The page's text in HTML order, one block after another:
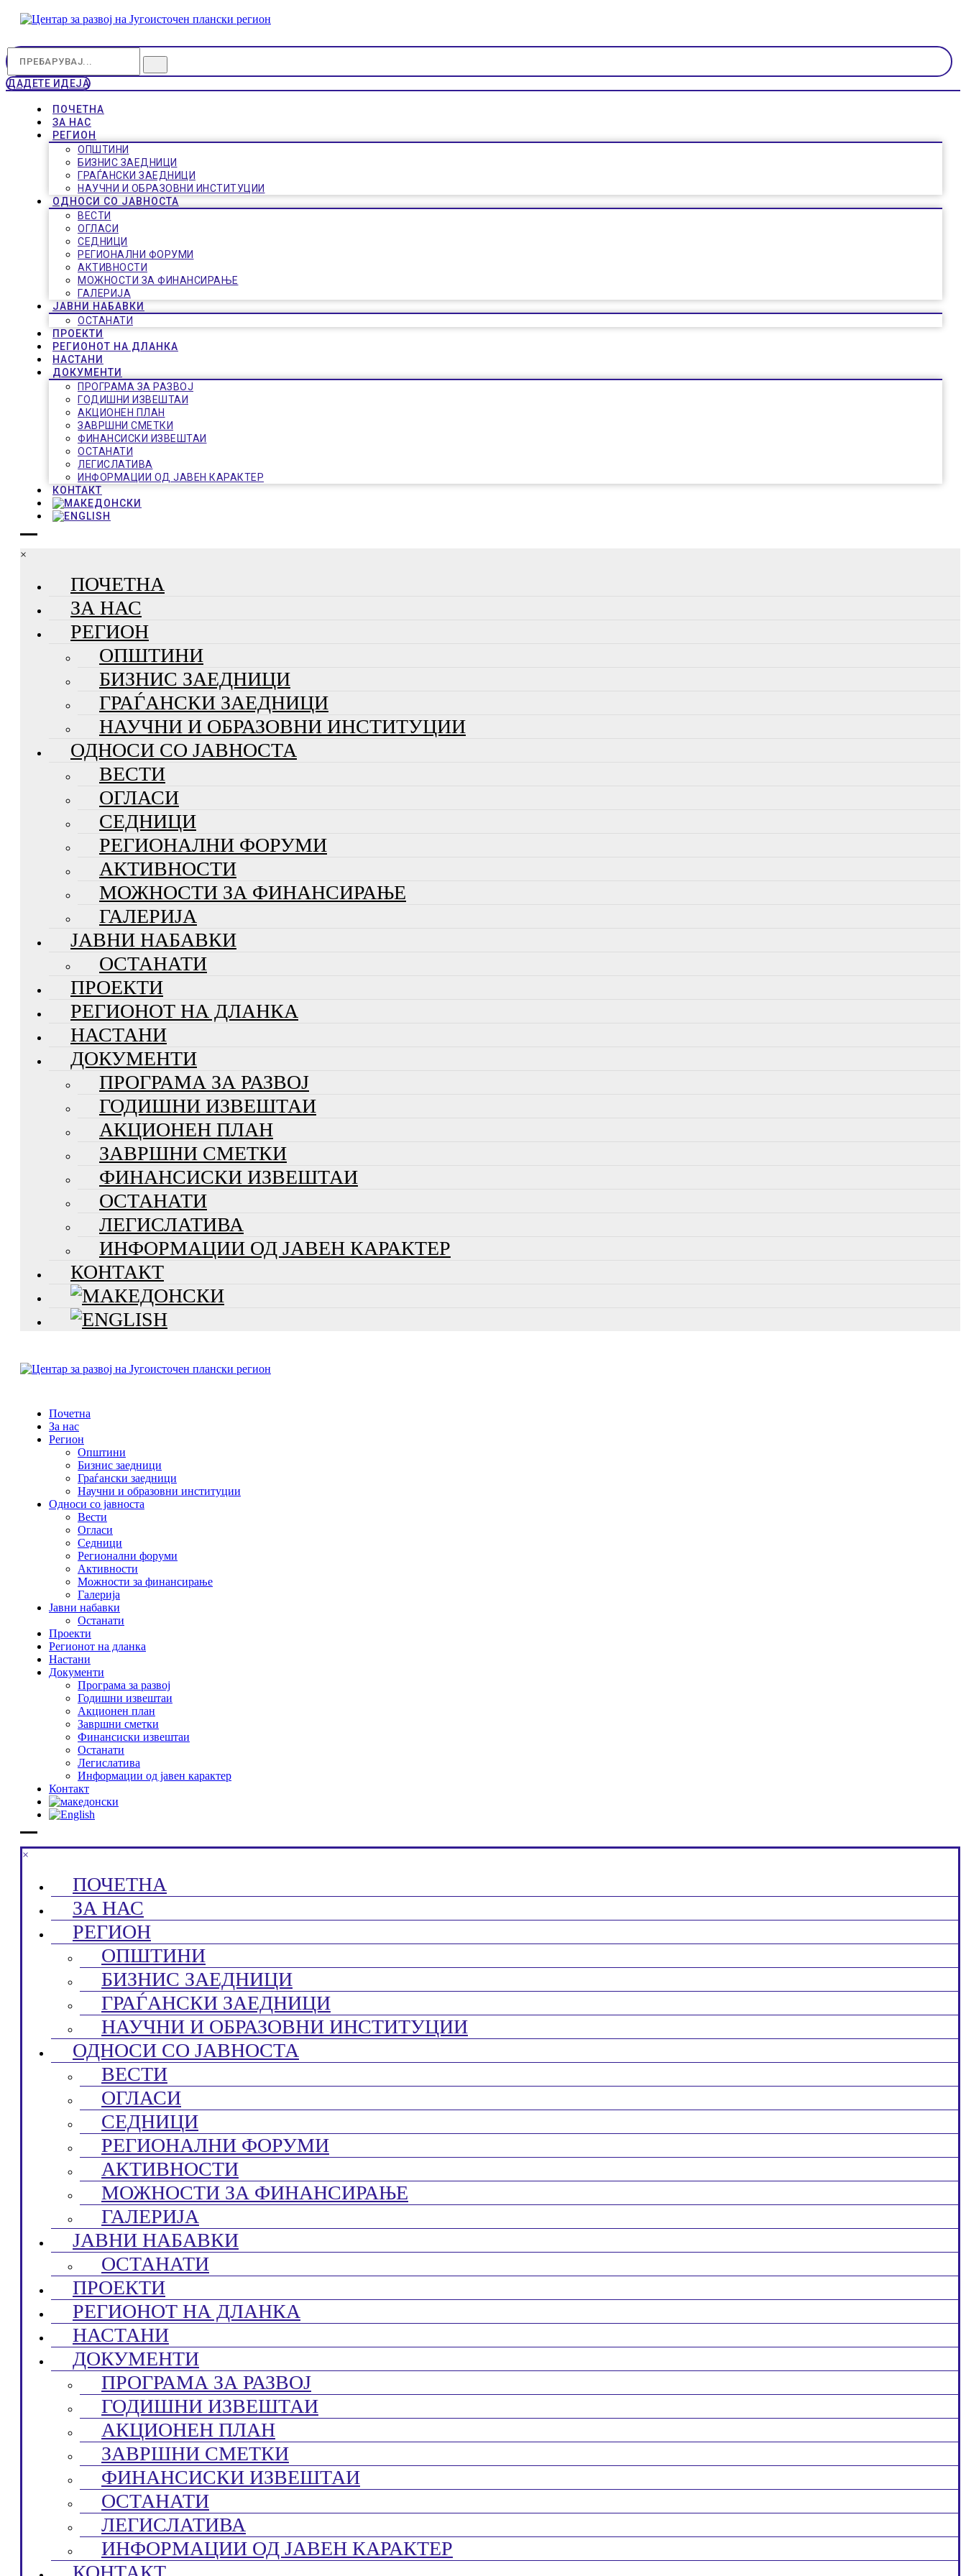
ДАДЕТЕ ИДЕЈА
ПОЧЕТНА
ЗА НАС
РЕГИОН
ОПШТИНИ
БИЗНИС ЗАЕДНИЦИ
ГРАЃАНСКИ ЗАЕДНИЦИ
НАУЧНИ И ОБРАЗОВНИ ИНСТИТУЦИИ
ОДНОСИ СО ЈАВНОСТА
ВЕСТИ
ОГЛАСИ
СЕДНИЦИ
РЕГИОНАЛНИ ФОРУМИ
АКТИВНОСТИ
МОЖНОСТИ ЗА ФИНАНСИРАЊЕ
ГАЛЕРИЈА
ЈАВНИ НАБАВКИ
ОСТАНАТИ
ПРОЕКТИ
РЕГИОНОТ НА ДЛАНКА
НАСТАНИ
ДОКУМЕНТИ
ПРОГРАМА ЗА РАЗВОЈ
ГОДИШНИ ИЗВЕШТАИ
АКЦИОНЕН ПЛАН
ЗАВРШНИ СМЕТКИ
ФИНАНСИСКИ ИЗВЕШТАИ
ОСТАНАТИ
ЛЕГИСЛАТИВА
ИНФОРМАЦИИ ОД ЈАВЕН КАРАКТЕР
КОНТАКТ
×
ПОЧЕТНА
ЗА НАС
РЕГИОН
ОПШТИНИ
БИЗНИС ЗАЕДНИЦИ
ГРАЃАНСКИ ЗАЕДНИЦИ
НАУЧНИ И ОБРАЗОВНИ ИНСТИТУЦИИ
ОДНОСИ СО ЈАВНОСТА
ВЕСТИ
ОГЛАСИ
СЕДНИЦИ
РЕГИОНАЛНИ ФОРУМИ
АКТИВНОСТИ
МОЖНОСТИ ЗА ФИНАНСИРАЊЕ
ГАЛЕРИЈА
ЈАВНИ НАБАВКИ
ОСТАНАТИ
ПРОЕКТИ
РЕГИОНОТ НА ДЛАНКА
НАСТАНИ
ДОКУМЕНТИ
ПРОГРАМА ЗА РАЗВОЈ
ГОДИШНИ ИЗВЕШТАИ
АКЦИОНЕН ПЛАН
ЗАВРШНИ СМЕТКИ
ФИНАНСИСКИ ИЗВЕШТАИ
ОСТАНАТИ
ЛЕГИСЛАТИВА
ИНФОРМАЦИИ ОД ЈАВЕН КАРАКТЕР
КОНТАКТ
Почетна
За нас
Регион
Општини
Бизнис заедници
Граѓански заедници
Научни и образовни институции
Односи со јавноста
Вести
Огласи
Седници
Регионални форуми
Активности
Можности за финансирање
Галерија
Јавни набавки
Останати
Проекти
Регионот на дланка
Настани
Документи
Програма за развој
Годишни извештаи
Акционен план
Завршни сметки
Финансиски извештаи
Останати
Легислатива
Информации од јавен карактер
Контакт
×
ПОЧЕТНА
ЗА НАС
РЕГИОН
ОПШТИНИ
БИЗНИС ЗАЕДНИЦИ
ГРАЃАНСКИ ЗАЕДНИЦИ
НАУЧНИ И ОБРАЗОВНИ ИНСТИТУЦИИ
ОДНОСИ СО ЈАВНОСТА
ВЕСТИ
ОГЛАСИ
СЕДНИЦИ
РЕГИОНАЛНИ ФОРУМИ
АКТИВНОСТИ
МОЖНОСТИ ЗА ФИНАНСИРАЊЕ
ГАЛЕРИЈА
ЈАВНИ НАБАВКИ
ОСТАНАТИ
ПРОЕКТИ
РЕГИОНОТ НА ДЛАНКА
НАСТАНИ
ДОКУМЕНТИ
ПРОГРАМА ЗА РАЗВОЈ
ГОДИШНИ ИЗВЕШТАИ
АКЦИОНЕН ПЛАН
ЗАВРШНИ СМЕТКИ
ФИНАНСИСКИ ИЗВЕШТАИ
ОСТАНАТИ
ЛЕГИСЛАТИВА
ИНФОРМАЦИИ ОД ЈАВЕН КАРАКТЕР